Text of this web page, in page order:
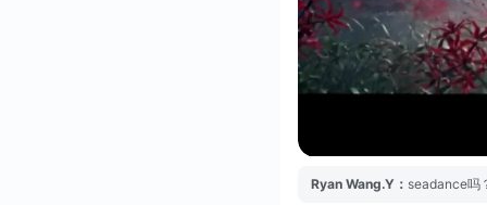
Ryan Wang.Y： seadance吗